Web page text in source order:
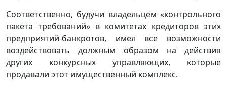
Соответственно, будучи владельцем «контрольного
пакета требований» в комитетах кредиторов этих
предприятий-банкротов, имел все возможности
воздействовать должным образом на действия
других конкурсных управляющих, которые
продавали этот имущественный комплекс.